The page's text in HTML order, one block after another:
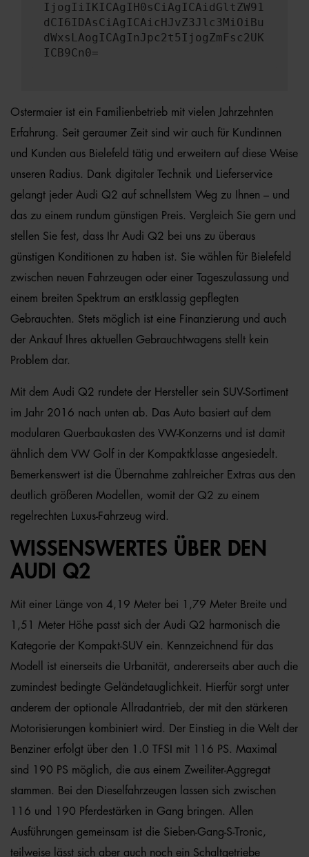
IjogIiIKICAgIH0sCiAgICAidGltZW91
dCI6IDAsCiAgICAicHJvZ3Jlc3MiOiBu
dWxsLAogICAgInJpc2t5IjogZmFsc2UK
ICB9Cn0=
Ostermaier ist ein Familienbetrieb mit vielen Jahrzehnten
Erfahrung. Seit geraumer Zeit sind wir auch für Kundinnen
und Kunden aus Bielefeld tätig und erweitern auf diese Weise
unseren Radius. Dank digitaler Technik und Lieferservice
gelangt jeder Audi Q2 auf schnellstem Weg zu Ihnen – und
das zu einem rundum günstigen Preis. Vergleich Sie gern und
stellen Sie fest, dass Ihr Audi Q2 bei uns zu überaus
günstigen Konditionen zu haben ist. Sie wählen für Bielefeld
zwischen neuen Fahrzeugen oder einer Tageszulassung und
einem breiten Spektrum an erstklassig gepflegten
Gebrauchten. Stets möglich ist eine Finanzierung und auch
der Ankauf Ihres aktuellen Gebrauchtwagens stellt kein
Problem dar.
Mit dem Audi Q2 rundete der Hersteller sein SUV-Sortiment
im Jahr 2016 nach unten ab. Das Auto basiert auf dem
modularen Querbaukasten des VW-Konzerns und ist damit
ähnlich dem VW Golf in der Kompaktklasse angesiedelt.
Bemerkenswert ist die Übernahme zahlreicher Extras aus den
deutlich größeren Modellen, womit der Q2 zu einem
regelrechten Luxus-Fahrzeug wird.
WISSENSWERTES ÜBER DEN
AUDI Q2
Mit einer Länge von 4,19 Meter bei 1,79 Meter Breite und
1,51 Meter Höhe passt sich der Audi Q2 harmonisch die
Kategorie der Kompakt-SUV ein. Kennzeichnend für das
Modell ist einerseits die Urbanität, andererseits aber auch die
zumindest bedingte Geländetauglichkeit. Hierfür sorgt unter
anderem der optionale Allradantrieb, der mit den stärkeren
Motorisierungen kombiniert wird. Der Einstieg in die Welt der
Benziner erfolgt über den 1.0 TFSI mit 116 PS. Maximal
sind 190 PS möglich, die aus einem Zweiliter-Aggregat
stammen. Bei den Dieselfahrzeugen lassen sich zwischen
116 und 190 Pferdestärken in Gang bringen. Allen
Ausführungen gemeinsam ist die Sieben-Gang-S-Tronic,
teilweise lässt sich aber auch noch ein Schaltgetriebe